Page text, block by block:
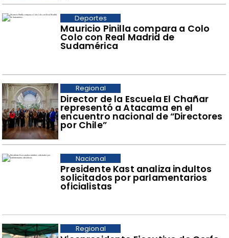
Mauricio Pinilla compara a Colo
Colo con Real Madrid de
Sudamérica
Deportes
​Director de la Escuela El Chañar
representó a Atacama en el
encuentro nacional de “Directores
por Chile”
Regional
Presidente Kast analiza indultos
solicitados por parlamentarios
oficialistas
Nacional
Regional